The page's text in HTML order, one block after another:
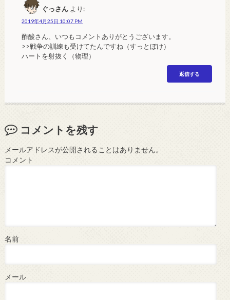
ぐっさん より:
2019年4月25日 10:07 PM
酢酸さん、いつもコメントありがとうございます。
>>戦争の訓練も受けてたんですね（すっとぼけ）
ハートを射抜く（物理）
返信する
コメントを残す
メールアドレスが公開されることはありません。
コメント
名前
メール